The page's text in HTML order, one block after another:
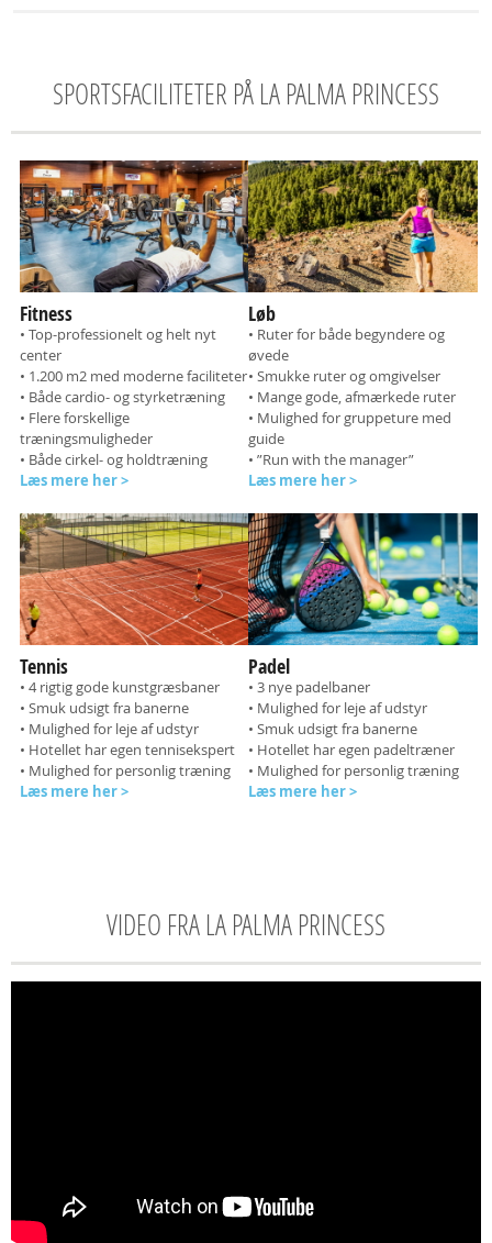
SPORTSFACILITETER PÅ LA PALMA PRINCESS
Fitness
• Top-professionelt og helt nyt
center
• 1.200 m2 med moderne faciliteter
• Både cardio- og styrketræning
• Flere forskellige
træningsmuligheder
• Både cirkel- og holdtræning
Læs mere her >
Løb
• Ruter for både begyndere og
øvede
• Smukke ruter og omgivelser
• Mange gode, afmærkede ruter
• Mulighed for gruppeture med
guide
• ”Run with the manager”
Læs mere her >
Tennis
• 4 rigtig gode kunstgræsbaner
• Smuk udsigt fra banerne
• Mulighed for leje af udstyr
• Hotellet har egen tennisekspert
• Mulighed for personlig træning
Læs mere her >
Padel
• 3 nye padelbaner
• Mulighed for leje af udstyr
• Smuk udsigt fra banerne
• Hotellet har egen padeltræner
• Mulighed for personlig træning
Læs mere her >
VIDEO FRA LA PALMA PRINCESS